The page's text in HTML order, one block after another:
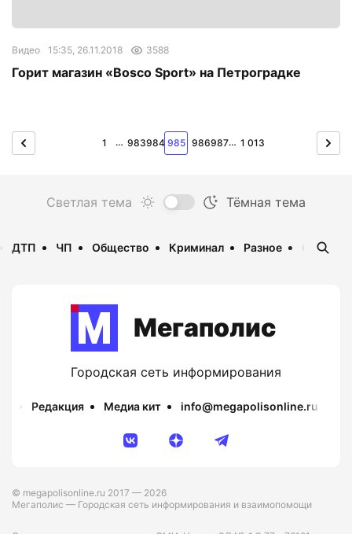
Видео 15:35, 26.11.2018 3588
Горит магазин «Bosco Sport» на Петроградке
1 … 983984 985 986987… 1 013
ДТП ЧП Общество Криминал Разное
Мегаполис
Городская сеть информирования
Редакция Медиа кит info@megapolisonline.ru
© megapolisonline.ru 2017 — 2026
Мегаполис — Городская сеть информирования и взаимопомощи